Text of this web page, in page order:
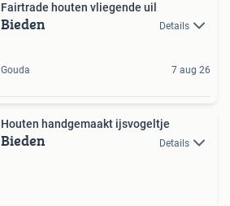
Fairtrade houten vliegende uil
Bieden Details
Gouda 7 aug 26
Houten handgemaakt ijsvogeltje
Bieden Details